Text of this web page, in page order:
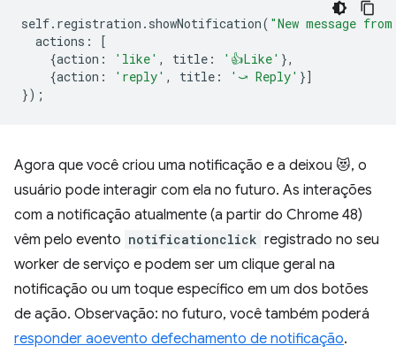
self. registration . showNotification( "New message
actions :
[
{action : 'like' , title : '👍Like' },
{action : 'reply' , title : '⤻ Reply' }]
});
Agora que você criou uma notificação e a deixou 😻, o
usuário pode interagir com ela no futuro. As interações
com a notificação atualmente (a partir do Chrome 48)
vêm pelo evento notificationclick registrado no seu
worker de serviço e podem ser um clique geral na
notificação ou um toque específico em um dos botões
de ação. Observação: no futuro, você também poderá
responder aoevento defechamento de notificação.